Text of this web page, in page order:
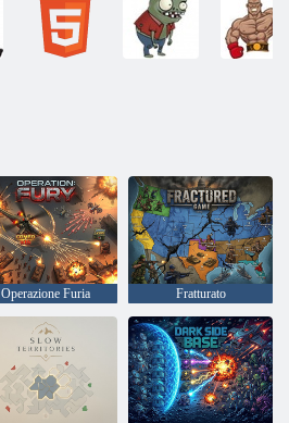
Operazione Furia Fratturato